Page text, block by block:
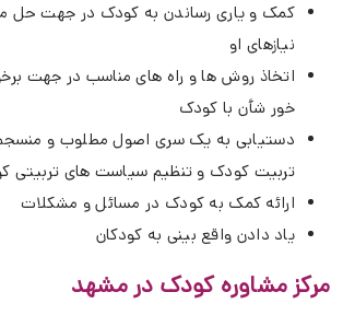
کمک و یاری رساندن به کودک در جهت حل
نیازهای او
اتخاذ روش ها و راه های مناسب در جهت
خور شأن با کودک
دستیابی به یک سری اصول مطلوب و
تربیت کودک و تنظیم سیاست های تربیتی
ارائه کمک به کودک در مسائل و مشکلات
یاد دادن واقع بینی به کودکان
مرکز مشاوره کودک در مشهد